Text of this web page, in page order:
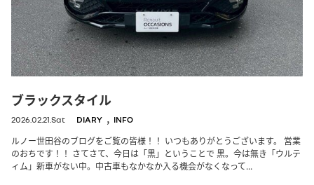
ブラックスタイル
2026.02.21.Sat DIARY , INFO
ルノー世田谷のブログをご覧の皆様！！ いつもありがとうございます。 営業
のおちです！！ さてさて、今日は「黒」ということで 黒。今は無き「ウルテ
ィム」新車がない中。中古車もなかなか入る機会がなくなって...